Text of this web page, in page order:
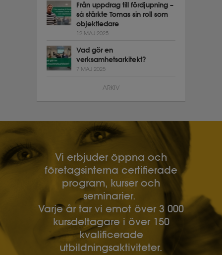
Från uppdrag till fördjupning –
så stärkte Tomas sin roll som
objektledare
12 MAJ 2025
Vad gör en
verksamhetsarkitekt?
7 MAJ 2025
ARKIV
Vi erbjuder öppna och
företagsinterna certifierade
program, kurser och
seminarier.
Varje år tar vi emot över 3 000
kursdeltagare i över 150
kvalificerade
utbildningsaktiviteter.